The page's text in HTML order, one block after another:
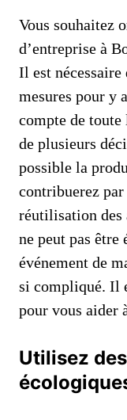
Vous souhaitez
d’entreprise à
Il est nécessaire
mesures pour y
compte de toute
de plusieurs
possible la
contribuerez
réutilisation des
ne peut pas être
événement de
si compliqué. Il
pour vous aider
Utilisez